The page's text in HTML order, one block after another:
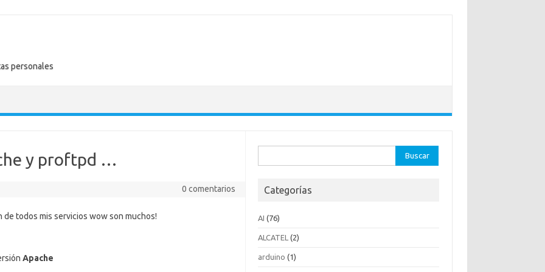
personales
y proftpd …
0 comentarios
de todos mis servicios wow son muchos!
Apache
Categorías
AI (76)
ALCATEL (2)
arduino (1)